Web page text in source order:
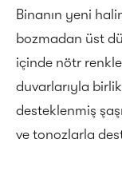
Binanın yeni
bozmadan üst
içinde nötr
duvarlarıyla
desteklenmiş
ve tonozlarla